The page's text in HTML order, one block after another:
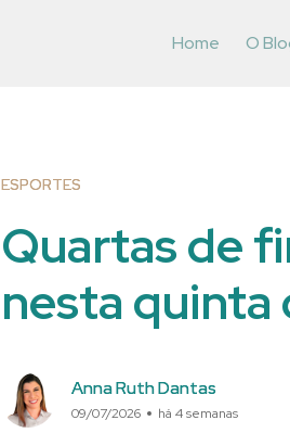
Home O
ESPORTES
Quartas de
nesta quinta
Anna Ruth Dantas
09/07/2026 há 4 semanas